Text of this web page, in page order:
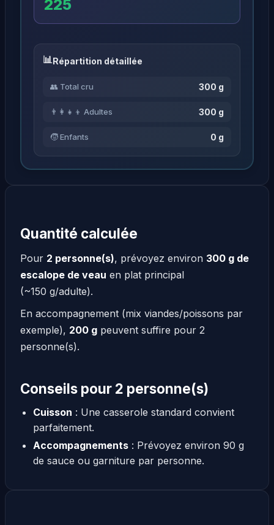
225
Répartition détaillée
👥 Total cru 300 g
👨‍👩‍👧‍👦 Adultes 300 g
🧒 Enfants 0 g
Quantité calculée
Pour 2 personne(s), prévoyez environ 300 g de
escalope de veau en plat principal
(~150 g/adulte).
En accompagnement (mix viandes/poissons par
exemple), 200 g peuvent suffire pour 2
personne(s).
Conseils pour 2 personne(s)
Cuisson : Une casserole standard convient
parfaitement.
Accompagnements: Prévoyez environ 90 g
de sauce ou garniture par personne.